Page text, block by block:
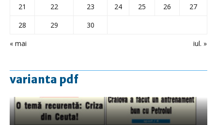
« mai iul. »
21
22 23 24 25 26
27
28
29 30
varianta pdf